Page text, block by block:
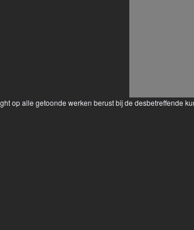
op alle getoonde werken berust bij de desbetreffende